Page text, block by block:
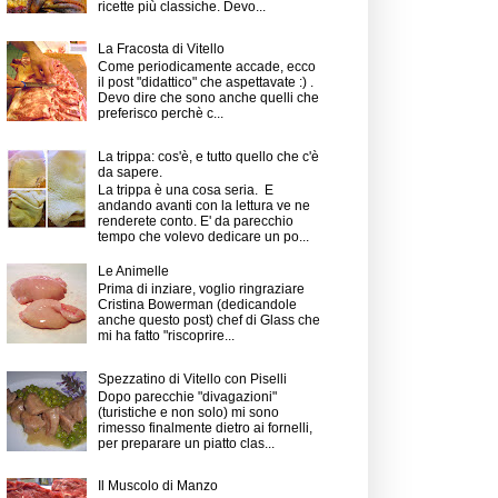
ricette più classiche. Devo...
La Fracosta di Vitello
Come periodicamente accade, ecco
il post "didattico" che aspettavate :) .
Devo dire che sono anche quelli che
preferisco perchè c...
La trippa: cos'è, e tutto quello che c'è
da sapere.
La trippa è una cosa seria. E
andando avanti con la lettura ve ne
renderete conto. E' da parecchio
tempo che volevo dedicare un po...
Le Animelle
Prima di inziare, voglio ringraziare
Cristina Bowerman (dedicandole
anche questo post) chef di Glass che
mi ha fatto "riscoprire...
Spezzatino di Vitello con Piselli
Dopo parecchie "divagazioni"
(turistiche e non solo) mi sono
rimesso finalmente dietro ai fornelli,
per preparare un piatto clas...
Il Muscolo di Manzo